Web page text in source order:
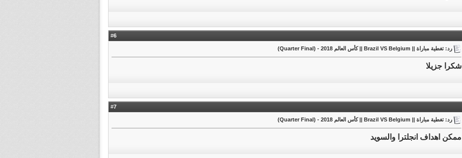
6
رد: تغطية مباراة || Brazil VS Belgium || كأس العالم 2018 - (Quarter Final)
شكرا جزيلا
7
رد: تغطية مباراة || Brazil VS Belgium || كأس العالم 2018 - (Quarter Final)
ممكن اهداف انجلترا والسويد